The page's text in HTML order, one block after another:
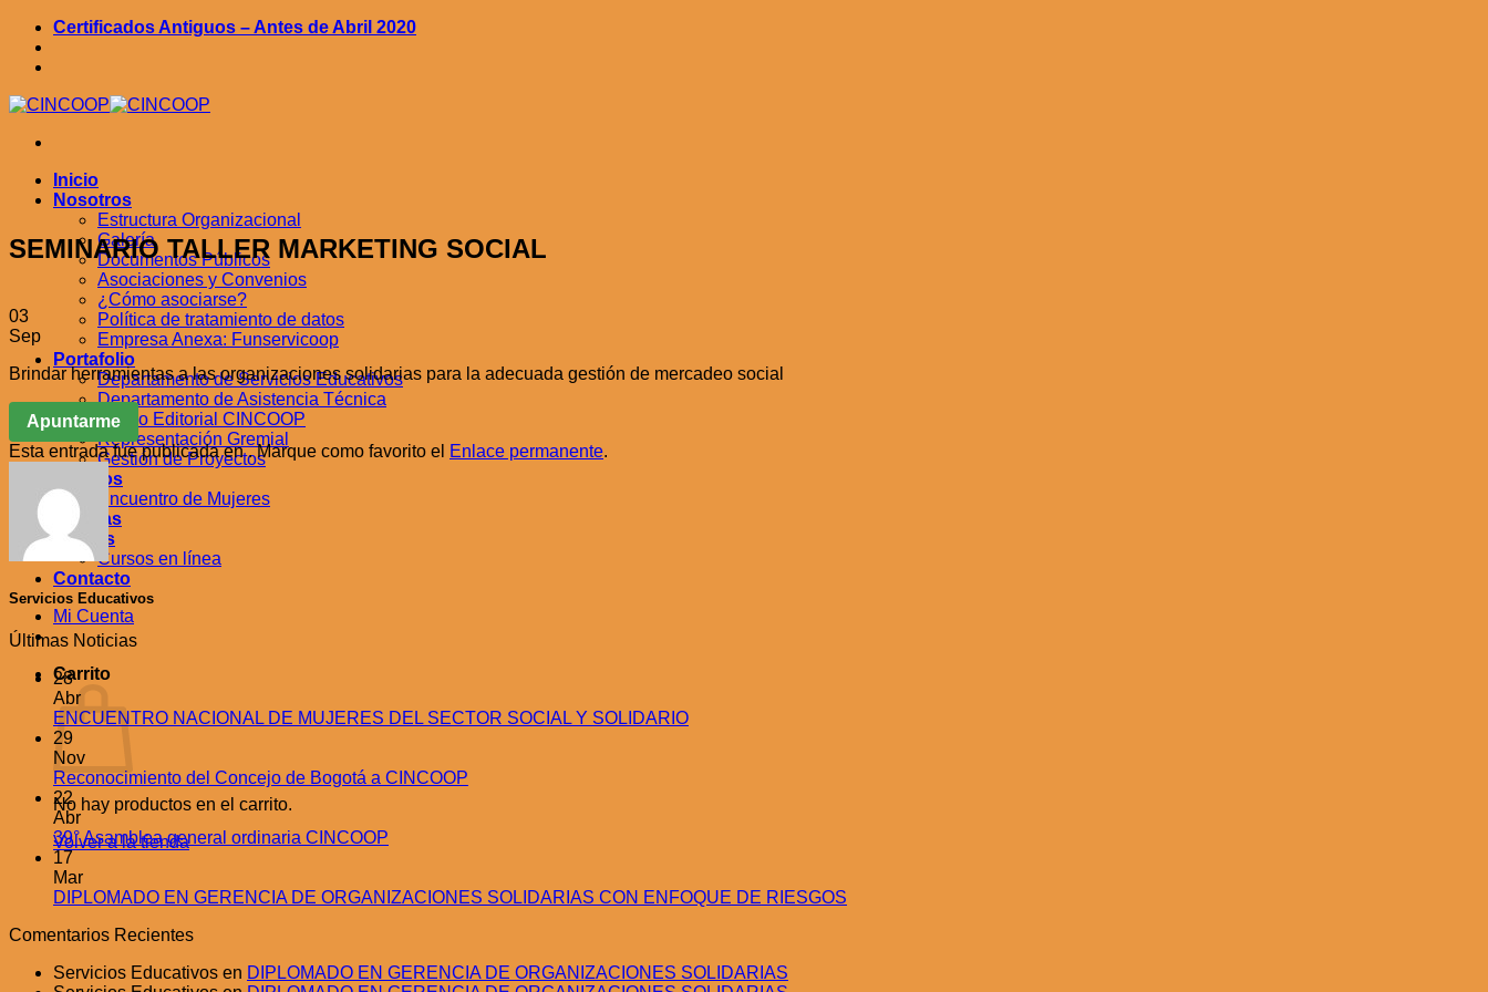
Saltar
contenido
Certificados Antiguos – Antes de Abril 2020
Inicio
Nosotros
Estructura Organizacional
Galería
Documentos Públicos
Asociaciones y Convenios
¿Cómo asociarse?
Política de tratamiento de datos
Empresa Anexa: Funservicoop
Portafolio
Departamento de Servicios Educativos
Departamento de Asistencia Técnica
Fondo Editorial CINCOOP
Representación Gremial
Gestión de Proyectos
Eventos
Encuentro de Mujeres
Noticias
Cursos
Cursos en línea
Contacto
Mi Cuenta
Carrito
No hay productos en el carrito.
Volver a la tienda
SEMINARIO TALLER MARKETING SOCIAL
03
Sep
Brindar herramientas a las organizaciones solidarias para la adecuada gestión de mercadeo social
Apuntarme
Esta entrada fue publicada en . Marque como favorito el Enlace permanente.
Servicios Educativos
Últimas Noticias
28
Abr
ENCUENTRO NACIONAL DE MUJERES DEL SECTOR SOCIAL Y SOLIDARIO
29
Nov
Reconocimiento del Concejo de Bogotá a CINCOOP
22
Abr
39° Asamblea general ordinaria CINCOOP
17
Mar
DIPLOMADO EN GERENCIA DE ORGANIZACIONES SOLIDARIAS CON ENFOQUE DE RIESGOS
Comentarios Recientes
Servicios Educativos en DIPLOMADO EN GERENCIA DE ORGANIZACIONES SOLIDARIAS